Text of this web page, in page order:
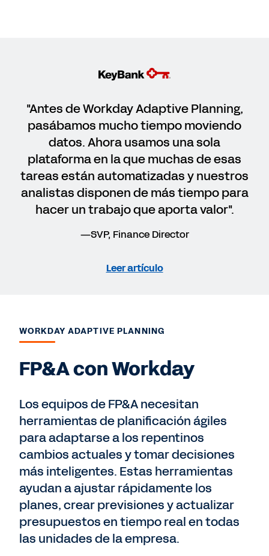
"Antes de Workday Adaptive Planning,
pasábamos mucho tiempo moviendo
datos. Ahora usamos una sola
plataforma en la que muchas de esas
tareas están automatizadas y nuestros
analistas disponen de más tiempo para
hacer un trabajo que aporta valor".
—SVP, Finance Director
Leer artículo
WORKDAY ADAPTIVE PLANNING
FP&A con Workday
Los equipos de FP&A necesitan
herramientas de planificación ágiles
para adaptarse a los repentinos
cambios actuales y tomar decisiones
más inteligentes. Estas herramientas
ayudan a ajustar rápidamente los
planes, crear previsiones y actualizar
presupuestos en tiempo real en todas
las unidades de la empresa.